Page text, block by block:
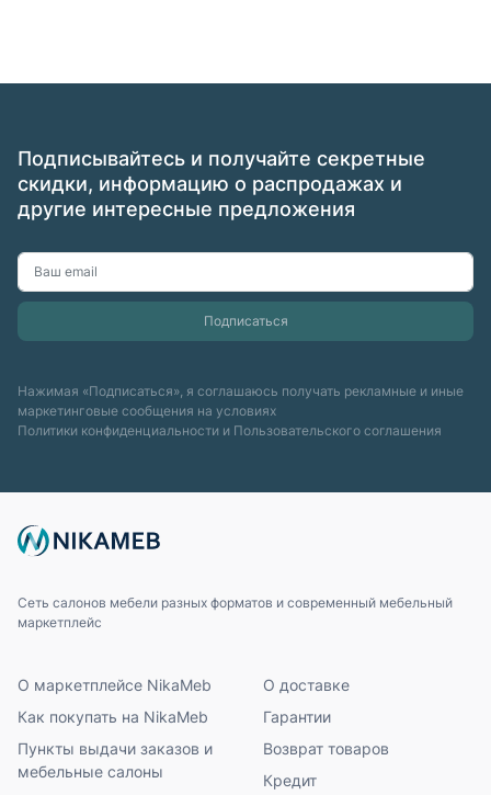
Подписывайтесь и получайте секретные
скидки, информацию о распродажах и
другие интересные предложения
Нажимая «Подписаться», я соглашаюсь получать рекламные и иные
маркетинговые сообщения на условиях
Политики конфиденциальности и Пользовательского соглашения
Сеть салонов мебели разных форматов и современный мебельный
маркетплейс
О маркетплейсе NikaMeb
Как покупать на NikaMeb
Пункты выдачи заказов и
мебельные салоны
О доставке
Гарантии
Возврат товаров
Кредит